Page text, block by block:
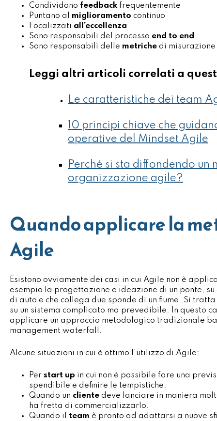
Condividono feedback frequentemente
Puntano al miglioramento continuo
Focalizzati all’eccellenza
Sono responsabili del processo end to end
Sono responsabili delle metriche di
Leggi altri articoli correlati a
Le caratteristiche dei team
10 principi chiave che
operative del Mindset Agile
Perché si sta diffondendo un
organizzazione agile?
Quando applicare la
Agile
Esistono ovviamente dei casi in cui Agile non è
esempio la progettazione e ideazione di un ponte, su
di auto e che collega due sponde di un fiume. Si
su un sistema complicato ma prevedibile. In questo
applicare un approccio metodologico tradizionale
management waterfall.
Alcune situazioni in cui è ottimo l’utilizzo di Agile:
Per start up in cui non è possibile fare una
spendibile e definire le tempistiche.
Quando un cliente deve lanciare in maniera
ha fretta di commercializzarlo.
Quando il team è pronto ad adattarsi a nuove